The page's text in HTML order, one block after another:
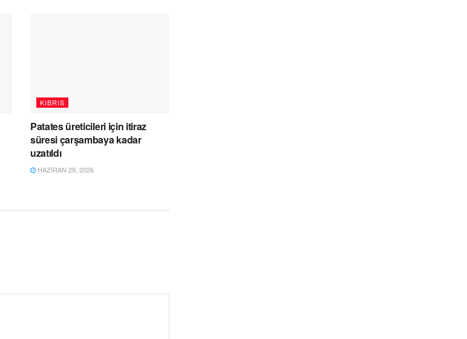
KIBRIS
Patates üreticileri için itiraz
süresi çarşambaya kadar
uzatıldı
HAZIRAN 29, 2026